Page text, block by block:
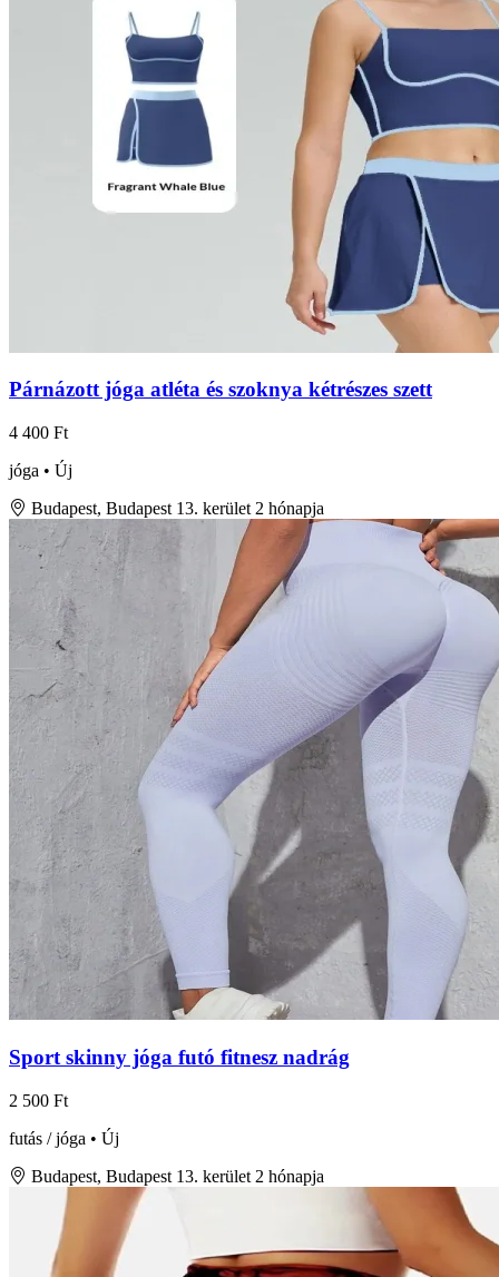
Párnázott jóga atléta és szoknya kétrészes szett
4 400 Ft
jóga • Új
Budapest, Budapest 13. kerület 2 hónapja
Sport skinny jóga futó fitnesz nadrág
2 500 Ft
futás / jóga • Új
Budapest, Budapest 13. kerület 2 hónapja